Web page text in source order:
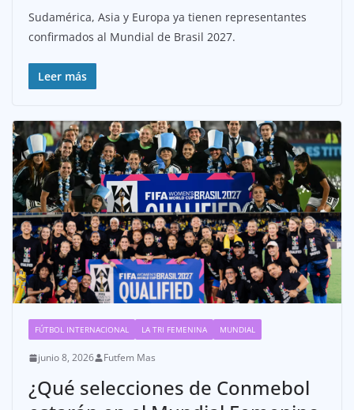
Sudamérica, Asia y Europa ya tienen representantes
confirmados al Mundial de Brasil 2027.
Leer más
FÚTBOL INTERNACIONAL LA TRI FEMENINA MUNDIAL
junio 8, 2026 Futfem Mas
¿Qué selecciones de Conmebol